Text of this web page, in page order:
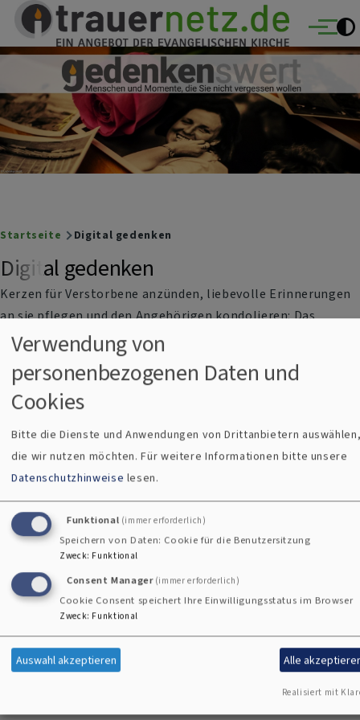
Direkt zum Inhalt
Trauernetz
Ein Angebot der evangelischen Kirche Menü
Breadcrumb
Startseite Digital gedenken
Digital gedenken
Kerzen für Verstorbene anzünden, liebevolle Erinnerungen
an sie pflegen und den Angehörigen kondolieren: Das
geschieht heute auch im digitalen Raum. Mit
" hat die evangelische Kirche ein eigenes
Erinnerungsportal geschaffen.
. Du kannst das Portal auch gerne bereichern, indem
Was Trauernde auf Ihrem Weg des Loslassen erleben, was
sie stärkt und wie die Trauer sie verändert, kannst Du gerne
entdecken.
Kontaktformular
Verwendung von
personenbezogenen Daten und
Cookies
Bitte die Dienste und Anwendungen von Drittanbietern
die wir nutzen möchten.Für weitere Informationen bitte unsere
Datenschutzhinweise lesen.
Funktional (immer erforderlich)
Speichern von Daten: Cookie für die Benutzersitzung
Zweck: Funktional
Consent Manager (immer erforderlich)
Cookie Consent speichert Ihre Einwilligungsstatus im Browser
Zweck: Funktional
Auswahl akzeptieren Alle
Realisiert mit